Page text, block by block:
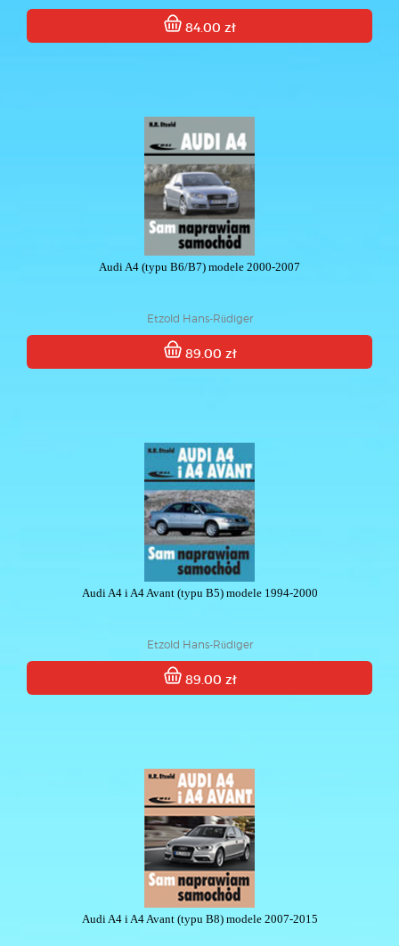
84.00 zł
Audi A4 (typu B6/B7) modele 2000-2007
Etzold Hans-Rüdiger
89.00 zł
Audi A4 i A4 Avant (typu B5) modele 1994-2000
Etzold Hans-Rüdiger
89.00 zł
Audi A4 i A4 Avant (typu B8) modele 2007-2015